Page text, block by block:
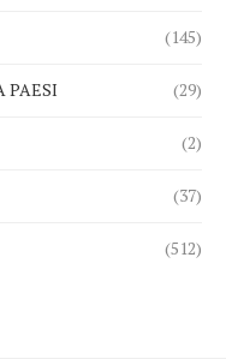
(145)
PAESI (29)
(2)
(37)
(512)